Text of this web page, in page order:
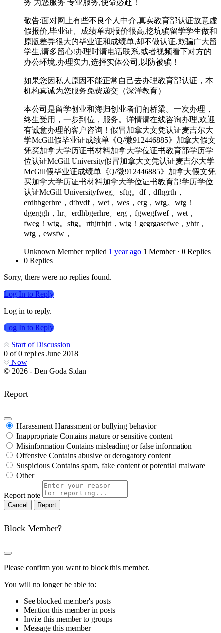
务 为您服务 专业服务,使命必赴！
敬告:面对网上有些不良个人中介,真实教育部认证故意虚
假报价,毕业证、成绩单却报价很高,挖坑骗留学学生做和
原版差异很大的毕业证和成绩单,却不做认证,欺骗广大留
学生,请多留心!办理时请电话联系,或者视频看下对方的
办公环境,办理实力,选择实体公司,以防被骗！
如果您因私人原因不能正常自己去办理教育部认证，本
机构真诚为您服务免费递交（深洋教育）
本公司是留学创业和海归创业者们的桥梁。一次办理，
终生受用，一步到位，服务。详情请在线咨询办理,欢迎
有诚意办理的客户咨询！假冒加拿大文凭认证麦吉尔大
学McGill假毕业证成绩单《Q/微912446885》加拿大假文
凭买加拿大学历证书材料加拿大学位证书教育部学历学
位认证McGill University假冒加拿大文凭认证麦吉尔大学
McGill假毕业证成绩单《Q/微912446885》加拿大假文凭
买加拿大学历证书材料加拿大学位证书教育部学历学位
认证McGill Universityfweg。sftg。df，dfhgrth，
erdhbgerhre，dfbvdf，wet，wes，erg，wtg。wtg！
dgerggh，hr。erdhbgerhre。erg，fgwegfwef，wet，
fweg！wtg。sftg。rthjtrhjrt，wtg！gegrgasefwe，yhtr，
wtg，ewsfw，
Unknown Member replied 1 year ago 1 Member · 0 Replies
0 Replies
Sorry, there were no replies found.
Log In to Reply
Log in to reply.
Log In to Reply
Start of Discussion
0 of0 replies June 2018
Now
© 2026 - Den Goda Sidan
Report
Harassment Harassment or bullying behavior
Inappropriate Contains mature or sensitive content
Misinformation Contains misleading or false information
Offensive Contains abusive or derogatory content
Suspicious Contains spam, fake content or potential malware
Other
Report note
Report
Block Member?
Please confirm you want to block this member.
You will no longer be able to:
See blocked member's posts
Mention this member in posts
Invite this member to groups
Message this member